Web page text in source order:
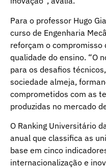
Para o professor Hugo
curso de Engenharia
reforçam o compromisso
qualidade do ensino. “O
para os desafios
sociedade almeja,
comprometidos com as
produzidas no mercado
O Ranking Universitário
anual que classifica as
base em cinco
internacionalização e